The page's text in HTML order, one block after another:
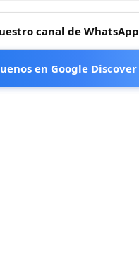
canal de WhatsApp
en Google Discover